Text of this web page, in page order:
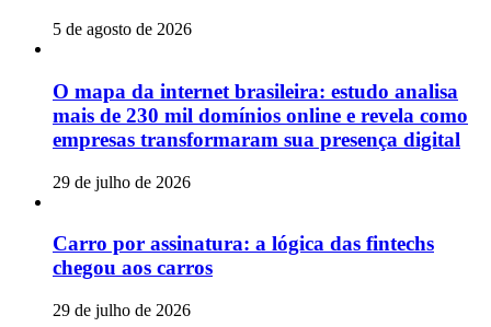
5 de agosto de 2026
O mapa da internet brasileira: estudo analisa
mais de 230 mil domínios online e revela como
empresas transformaram sua presença digital
29 de julho de 2026
Carro por assinatura: a lógica das fintechs
chegou aos carros
29 de julho de 2026